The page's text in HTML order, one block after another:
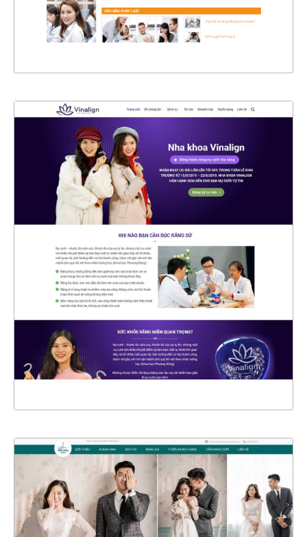
XEM THỰC TẾ
4503
CHI TIẾT
XEM THỰC TẾ